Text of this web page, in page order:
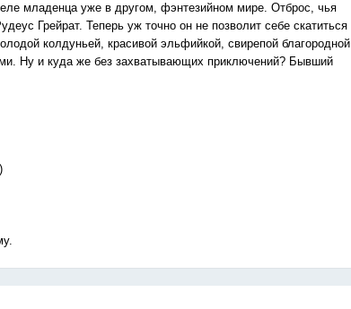
младенца уже в другом, фэнтезийном мире. Отброс, чья
Грейрат. Теперь уж точно он не позволит себе скатиться
колдуньей, красивой эльфийкой, свирепой благородной
Ну и куда же без захватывающих приключений? Бывший